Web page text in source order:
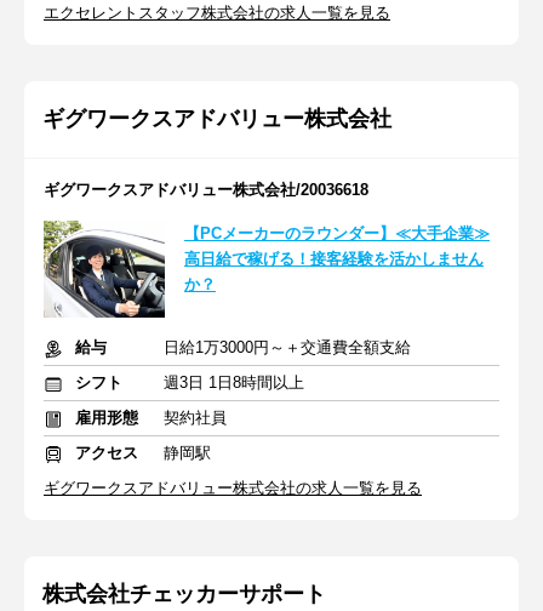
エクセレントスタッフ株式会社の求人一覧を見る
ギグワークスアドバリュー株式会社
ギグワークスアドバリュー株式会社/20036618
【PCメーカーのラウンダー】≪大手企業≫
高日給で稼げる！接客経験を活かしません
か？
給与
日給1万3000円～＋交通費全額支給
シフト
週3日 1日8時間以上
雇用形態
契約社員
アクセス
静岡駅
ギグワークスアドバリュー株式会社の求人一覧を見る
株式会社チェッカーサポート